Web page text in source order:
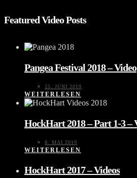
Featured Video Posts
Pangea Festival 2018 – Video
25. JUNI 2019
WEITERLESEN
HockHart 2018 – Part 1-3 –
8. MAI 2019
WEITERLESEN
HockHart 2017 – Videos